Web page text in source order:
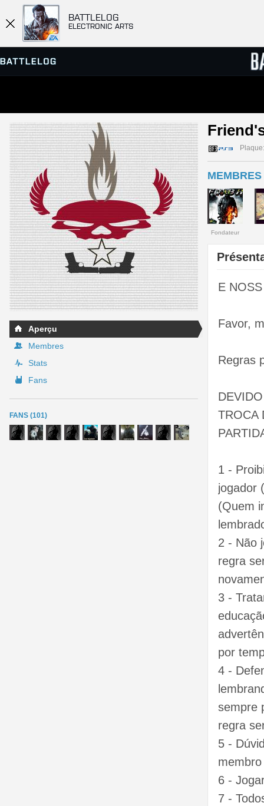
BATTLELOG
ELECTRONIC ARTS
SERVEURS
PARTIES
Aperçu
Membres
Stats
Fans
FANS (101)
Plaque:
MEMBRES
Fondateur
E
Favor,
Regras
TROCA
1 -
jogador
(Quem
2 - Não
regra
3 -
por
4 -
sempre
regra
5 -
6 -
7 -